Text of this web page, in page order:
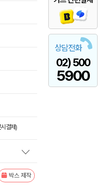
상담전화
02) 500
5900
결제)
박스 제작